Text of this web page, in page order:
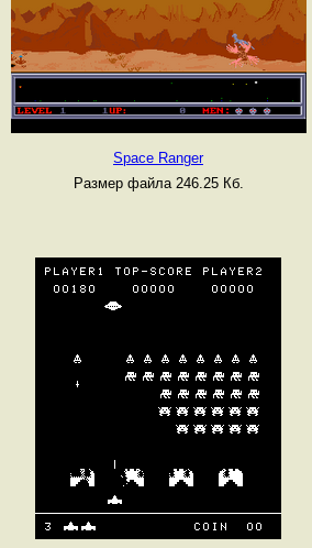
Space Ranger
Размер файла 246.25 Кб.